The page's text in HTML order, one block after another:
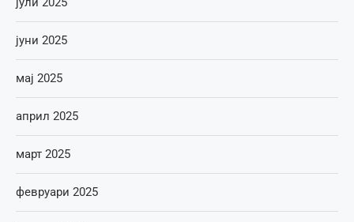
јуни 2025
мај 2025
април 2025
март 2025
февруари 2025